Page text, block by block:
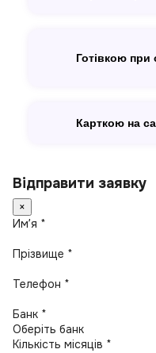
Готівкою при
Карткою на
Відправити заявку
×
Имʼя *
Прізвище *
Телефон *
Банк *
Кількість місяців *